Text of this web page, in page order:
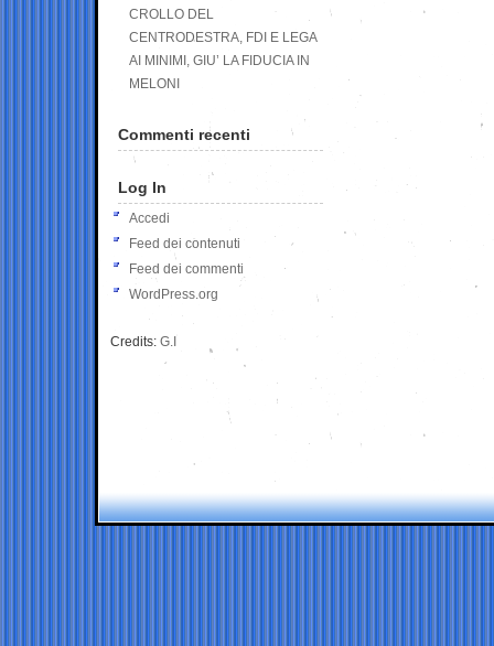
CROLLO DEL
CENTRODESTRA, FDI E LEGA
AI MINIMI, GIU’ LA FIDUCIA IN
MELONI
Commenti recenti
Log In
Accedi
Feed dei contenuti
Feed dei commenti
WordPress.org
Credits: G.I